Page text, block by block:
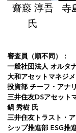
齋藤 淳吾
氏
寺
審査員（順不同）：
一般社団法人 オルタ
大和アセットマネジ
投資部 チーフ・アナ
三井住友DSアセット
鍋 秀樹 氏
三井住友トラスト・
シップ推進部 ESG推